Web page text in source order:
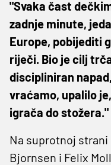
"Svaka čast
zadnje minute,
Europe, pobijediti
riječi. Bio je cilj
discipliniran
vraćamo, upalilo
igrača do stožera."
Na suprotnoj
Bjornsen i Felix